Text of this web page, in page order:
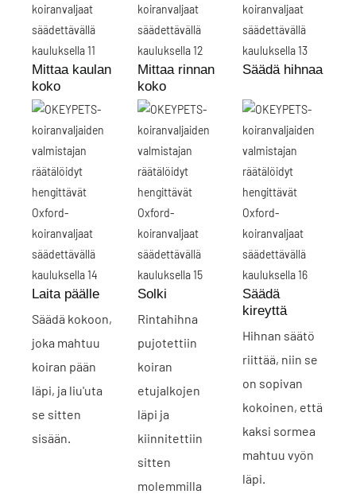
Mittaa kaulan
koko
Mittaa rinnan
koko
Säädä hihnaa
Laita päälle
Säädä kokoon,
joka mahtuu
koiran pään
läpi, ja liu'uta
se sitten
sisään.
Solki
Rintahihna
pujotettiin
koiran
etujalkojen
läpi ja
kiinnitettiin
sitten
molemmilla
Säädä
kireyttä
Hihnan säätö
riittää, niin se
on sopivan
kokoinen, että
kaksi sormea ​​
mahtuu vyön
läpi.